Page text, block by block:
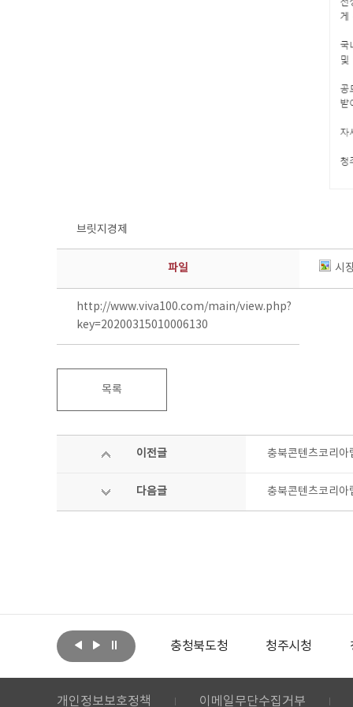
브릿지경제
파일 시
http://www.viva100.com/main/view.php?
key=20200315010006130
목록
이전글 충북콘텐츠코리아
다음글 충북콘텐츠코리아
문화체육관광부 충청북도청 청주시청
개인정보보호정책 이메일무단수집거부